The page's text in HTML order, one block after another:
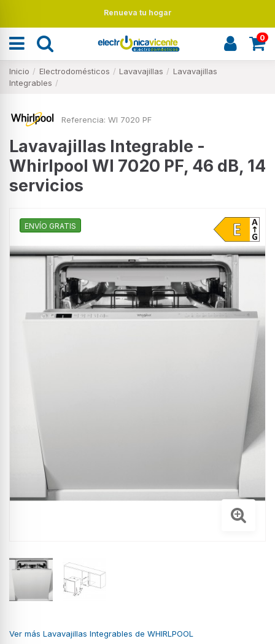
Renueva tu hogar
0
Inicio Electrodomésticos Lavavajillas
Lavavajillas
Integrables
Referencia: WI 7020 PF
Lavavajillas Integrable -
Whirlpool WI 7020 PF, 46 dB, 14
servicios
ENVÍO GRATIS
Ver más Lavavajillas Integrables de WHIRLPOOL